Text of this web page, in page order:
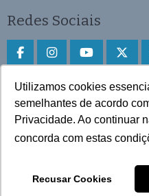
Utilizamos cookies
semelhantes de acordo
Privacidade. Ao continuar
concorda com estas
Recusar Cookies
Redes Sociais
Faça download do
Play Store e App Store
Todos os direitos